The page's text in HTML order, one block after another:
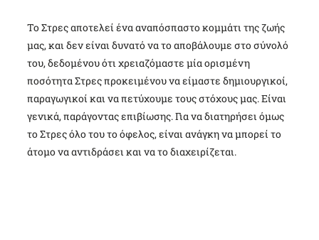
Το Στρες αποτελεί ένα αναπόσπαστο κομμάτι της ζωής
μας, και δεν είναι δυνατό να το αποβάλουμε στο σύνολό
του, δεδομένου ότι χρειαζόμαστε μία ορισμένη
ποσότητα Στρες προκειμένου να είμαστε δημιουργικοί,
παραγωγικοί και να πετύχουμε τους στόχους μας. Είναι
γενικά, παράγοντας επιβίωσης. Για να διατηρήσει όμως
το Στρες όλο του το όφελος, είναι ανάγκη να μπορεί το
άτομο να αντιδράσει και να το διαχειρίζεται.